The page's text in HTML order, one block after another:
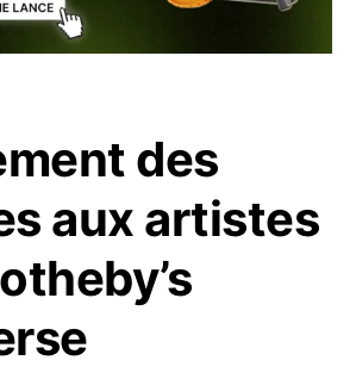
des
aux artistes